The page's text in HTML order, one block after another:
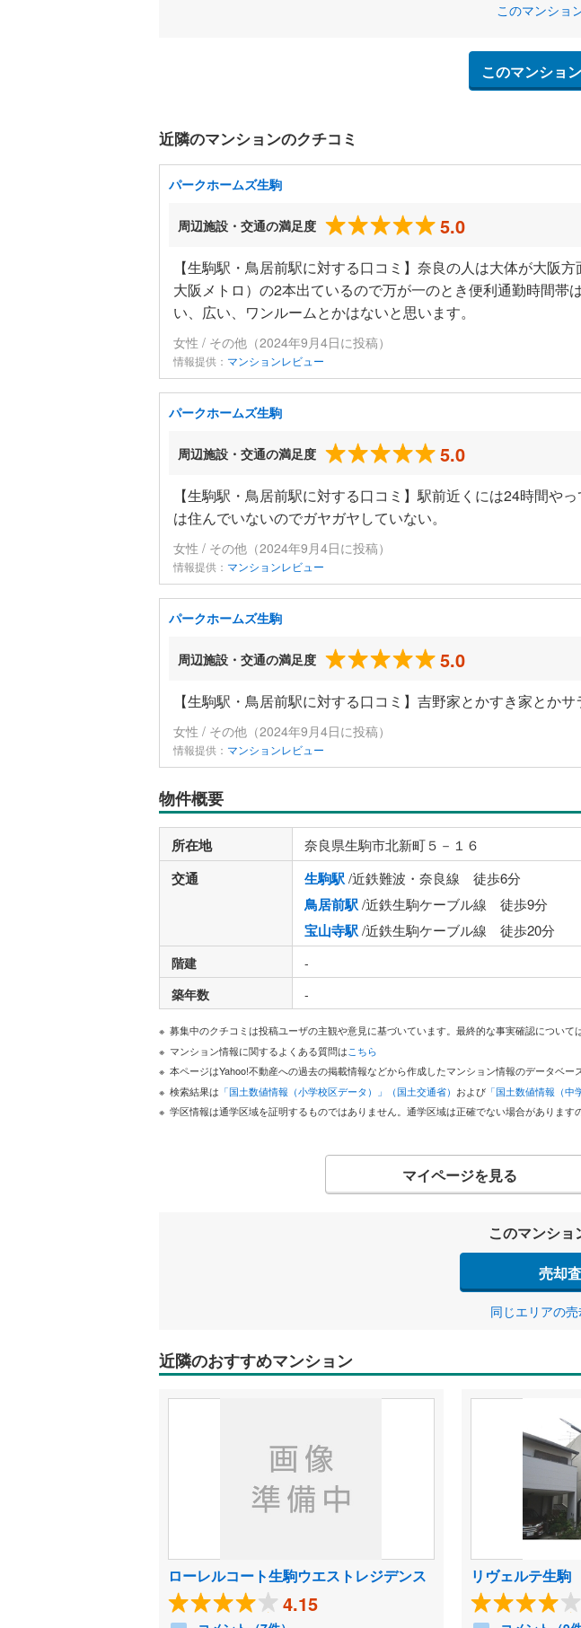
このマンショ
このマンショ
近隣のマンションのクチコミ
パークホームズ生駒
周辺施設・交通の満足度 5.0
【生駒駅・鳥居前駅に対する口コミ】奈良の人は大体が大阪
大阪メトロ）の2本出ているので万が一のとき便利通勤時間
い、広い、ワンルームとかはないと思います。
女性 / その他（2024年9月4日に投稿）
情報提供： マンションレビュー
パークホームズ生駒
周辺施設・交通の満足度 5.0
【生駒駅・鳥居前駅に対する口コミ】駅前近くには24時間や
は住んでいないのでガヤガヤしていない。
女性 / その他（2024年9月4日に投稿）
情報提供： マンションレビュー
パークホームズ生駒
周辺施設・交通の満足度 5.0
【生駒駅・鳥居前駅に対する口コミ】吉野家とかすき家とかサ
女性 / その他（2024年9月4日に投稿）
情報提供： マンションレビュー
物件概要
所在地 奈良県生駒市北新町５－１６
交通 生駒駅/近鉄難波・奈良線 徒歩6分
鳥居前駅/近鉄生駒ケーブル線 徒歩9分
宝山寺駅/近鉄生駒ケーブル線 徒歩20分
階建 -
築年数
-
募集中のクチコミは投稿ユーザの主観や意見に基づいています。最終的な事実確認について
マンション情報に関するよくある質問はこちら
本ページはYahoo!不動産への過去の掲載情報などから作成したマンション情報のデータベ
検索結果は 「国土数値情報（小学校区データ）」（国土交通省） および 「国土数値情報（中
学区情報は通学区域を証明するものではありません。通学区域は正確でない場合があります
マイページを見る
このマンシ
売却
同じエリアの
近隣のおすすめマンション
ローレルコート生駒ウエストレジデンス
4.15
リヴェルテ生駒